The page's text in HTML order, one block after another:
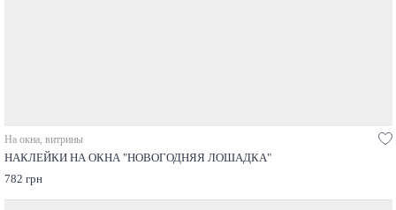
На окна, витрины
НАКЛЕЙКИ НА ОКНА "НОВОГОДНЯЯ ЛОШАДКА"
782 грн